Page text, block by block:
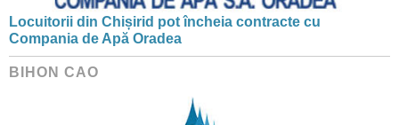
Locuitorii din Chișirid pot încheia contracte cu
Compania de Apă Oradea
BIHON CAO